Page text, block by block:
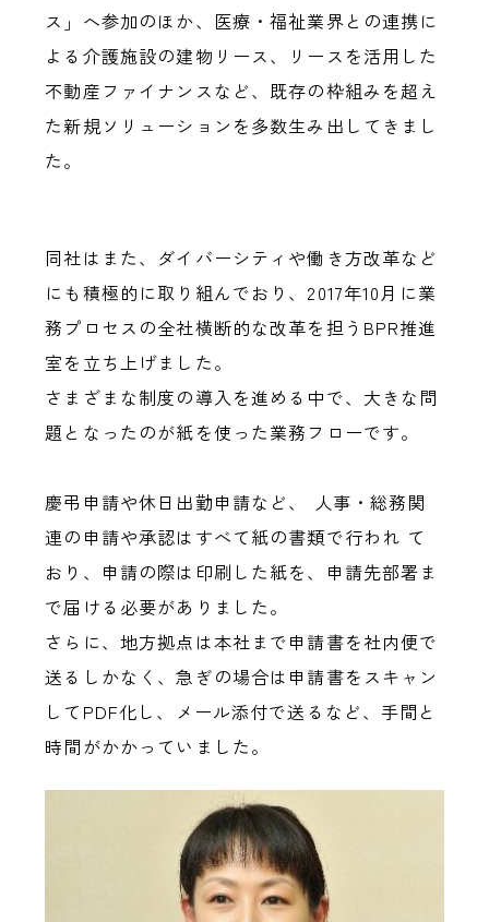
ス」へ参加のほか、医療・福祉業界との連携に
よる介護施設の建物リース、リースを活用した
不動産ファイナンスなど、既存の枠組みを超え
た新規ソリューションを多数生み出してきまし
た。
同社はまた、ダイバーシティや働き方改革など
にも積極的に取り組んでおり、2017年10月に業
務プロセスの全社横断的な改革を担うBPR推進
室を立ち上げました。
さまざまな制度の導入を進める中で、大きな問
題となったのが紙を使った業務フローです。
慶弔申請や休日出勤申請など、 人事・総務関
連の申請や承認はすべて紙の書類で行われ て
おり、申請の際は印刷した紙を、申請先部署ま
で届ける必要がありました。
さらに、地方拠点は本社まで申請書を社内便で
送るしかなく、急ぎの場合は申請書をスキャン
してPDF化し、メール添付で送るなど、手間と
時間がかかっていました。